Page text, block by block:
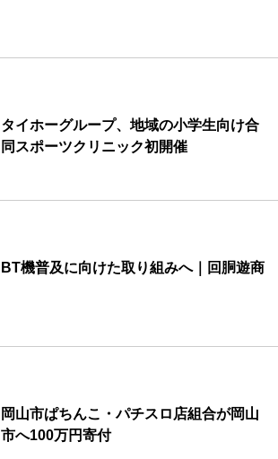
タイホーグループ、地域の小学生向け合
同スポーツクリニック初開催
BT機普及に向けた取り組みへ｜回胴遊商
岡山市ぱちんこ・パチスロ店組合が岡山
市へ100万円寄付